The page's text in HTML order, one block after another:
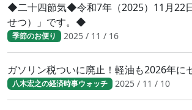
◆二十四節気◆令和7年（2025）11月22
せつ）」です。◆
季節のお便り 2025 / 11 / 16
ガソリン税ついに廃止！軽油も2026年に
八木宏之の経済時事ウォッチ 2025 / 11 / 10